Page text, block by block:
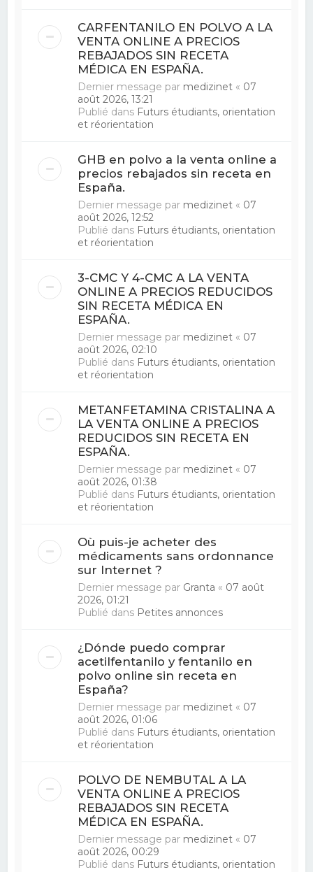
CARFENTANILO EN POLVO A LA
VENTA ONLINE A PRECIOS
REBAJADOS SIN RECETA
MÉDICA EN ESPAÑA.
Dernier message par medizinet « 07
août 2026, 13:21
Publié dans Futurs étudiants, orientation
et réorientation
GHB en polvo a la venta online a
precios rebajados sin receta en
España.
Dernier message par medizinet « 07
août 2026, 12:52
Publié dans Futurs étudiants, orientation
et réorientation
3-CMC Y 4-CMC A LA VENTA
ONLINE A PRECIOS REDUCIDOS
SIN RECETA MÉDICA EN
ESPAÑA.
Dernier message par medizinet « 07
août 2026, 02:10
Publié dans Futurs étudiants, orientation
et réorientation
METANFETAMINA CRISTALINA A
LA VENTA ONLINE A PRECIOS
REDUCIDOS SIN RECETA EN
ESPAÑA.
Dernier message par medizinet « 07
août 2026, 01:38
Publié dans Futurs étudiants, orientation
et réorientation
Où puis-je acheter des
médicaments sans ordonnance
sur Internet ?
Dernier message par Granta « 07 août
2026, 01:21
Publié dans Petites annonces
¿Dónde puedo comprar
acetilfentanilo y fentanilo en
polvo online sin receta en
España?
Dernier message par medizinet « 07
août 2026, 01:06
Publié dans Futurs étudiants, orientation
et réorientation
POLVO DE NEMBUTAL A LA
VENTA ONLINE A PRECIOS
REBAJADOS SIN RECETA
MÉDICA EN ESPAÑA.
Dernier message par medizinet « 07
août 2026, 00:29
Publié dans Futurs étudiants, orientation